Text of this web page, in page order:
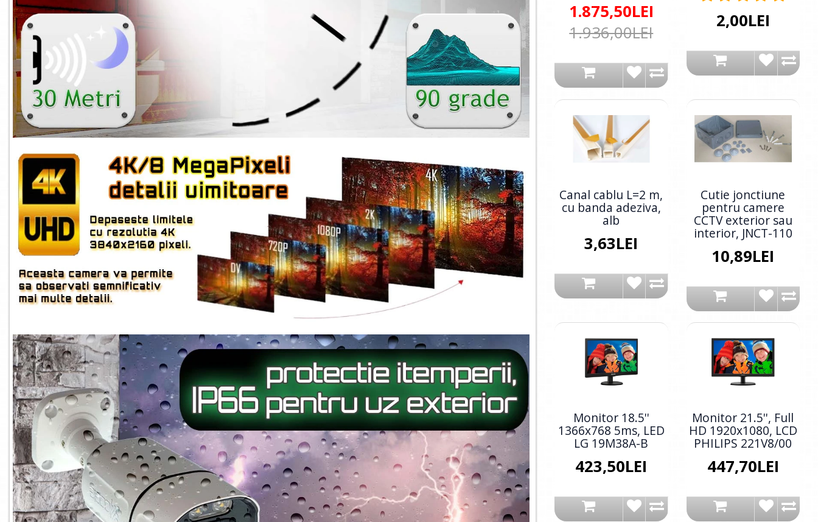
1.875,50LEI
1.936,00LEI
2,00LEI
Canal cablu L=2 m,
cu banda adeziva,
alb
3,63LEI
Cutie jonctiune
pentru camere
CCTV exterior sau
interior, JNCT-110
10,89LEI
Monitor 18.5''
1366x768 5ms, LED
LG 19M38A-B
423,50LEI
Monitor 21.5'', Full
HD 1920x1080, LCD
PHILIPS 221V8/00
447,70LEI